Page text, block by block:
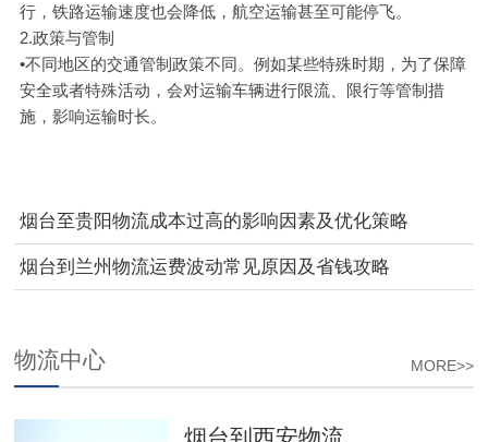
行，铁路运输速度也会降低，航空运输甚至可能停飞。
2.政策与管制
•不同地区的交通管制政策不同。例如某些特殊时期，为了保障
安全或者特殊活动，会对运输车辆进行限流、限行等管制措
施，影响运输时长。
烟台至贵阳物流成本过高的影响因素及优化策略
烟台到兰州物流运费波动常见原因及省钱攻略
MORE>>
物流中心